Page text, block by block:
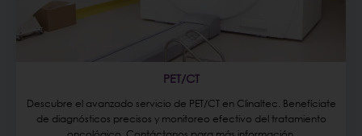
PET/CT
Descubre el avanzado servicio de PET/CT en Clinaltec. Benefíciate
de diagnósticos precisos y monitoreo efectivo del tratamiento